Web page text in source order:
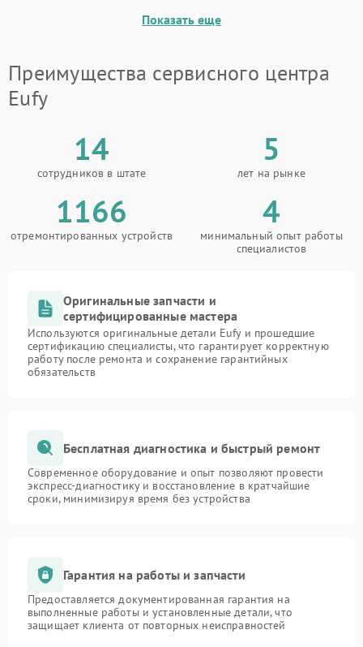
Показать еще
Преимущества сервисного центра
Eufy
14
сотрудников в штате
5
лет на рынке
1166
отремонтированных устройств
4
минимальный опыт работы
специалистов
Оригинальные запчасти и
сертифицированные мастера
Используются оригинальные детали Eufy и прошедшие
сертификацию специалисты, что гарантирует корректную
работу после ремонта и сохранение гарантийных
обязательств
Бесплатная диагностика и быстрый ремонт
Современное оборудование и опыт позволяют провести
экспресс-диагностику и восстановление в кратчайшие
сроки, минимизируя время без устройства
Гарантия на работы и запчасти
Предоставляется документированная гарантия на
выполненные работы и установленные детали, что
защищает клиента от повторных неисправностей